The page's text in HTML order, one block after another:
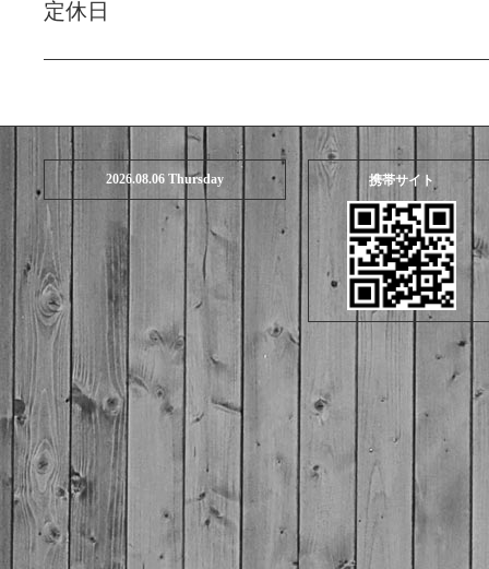
定休日
2026.08.06 Thursday 携帯サイト